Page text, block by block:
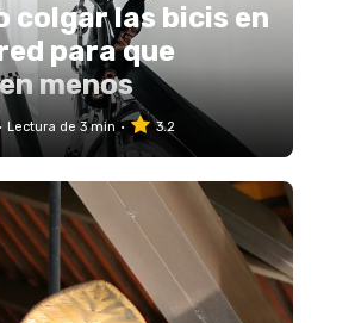
colgar las bicis en
para que
menos
Lectura de 3 min 3.2